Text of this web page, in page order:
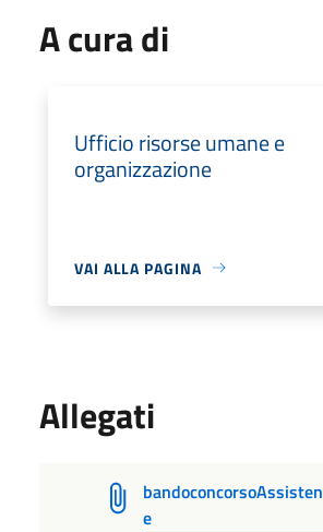
A cura di
Ufficio risorse umane e
organizzazione
VAI ALLA PAGINA
Allegati
e